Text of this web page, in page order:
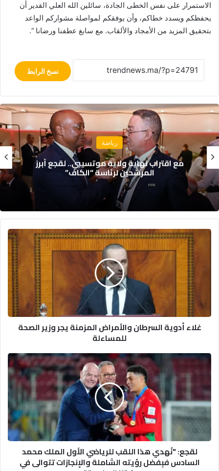
الاستمرار على نفس الخطى الجادة، سائلين الله العلي القدير أن
يحفظكم ويسدد خطاكم، وأن يوفقكم لمواصلة مشواركم الواعد
بتحقيق المزيد من الأمجاد والألقاب. مع سابغ عطفنا ورضانا “.
نسخ الرابط
رياضة
مع اقتراب نهاية ولاية موتسيبي.. لقجع أبرز
المرشحين لرئاسة “الكاف”
غلاء
السرطان
والأمراض
المزمنة
الصحة
للمساءلة
غلاء أدوية السرطان والأمراض المزمنة يجر وزير الصحة
للمساءلة
لقجع:
"نُهدي
اللقب
للرياضي
الأول
الملك
السادس
فبِفضل
رؤيته
لقجع: "نُهدي هذا اللقب للرياضي الأول الملك محمد
السادس فبِفضل رؤيته الشاملة والإنجازات تتوالى في